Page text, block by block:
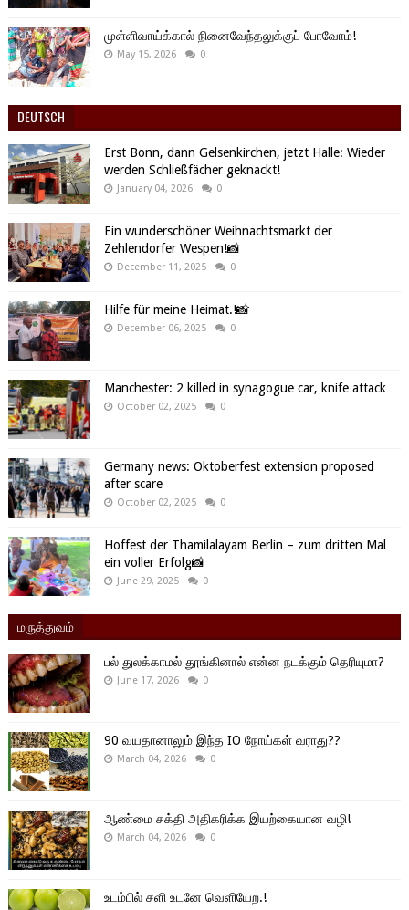
முள்ளிவாய்க்கால் நினைவேந்தலுக்குப் போவோம்!
May 15, 2026 0
DEUTSCH
Erst Bonn, dann Gelsenkirchen, jetzt Halle: Wieder
werden Schließfächer geknackt!
January 04, 2026 0
Ein wunderschöner Weihnachtsmarkt der
Zehlendorfer Wespen!📸
December 11, 2025 0
Hilfe für meine Heimat.!📸
December 06, 2025 0
Manchester: 2 killed in synagogue car, knife attack
October 02, 2025 0
Germany news: Oktoberfest extension proposed
after scare
October 02, 2025 0
Hoffest der Thamilalayam Berlin – zum dritten Mal
ein voller Erfolg📸
June 29, 2025 0
மருத்துவம்
பல் துலக்காமல் தூங்கினால் என்ன நடக்கும் தெரியுமா?
June 17, 2026 0
90 வயதானாலும் இந்த IO நோய்கள் வராது??
March 04, 2026 0
ஆண்மை சக்தி அதிகரிக்க இயற்கையான வழி!
March 04, 2026 0
உடம்பில் சளி உடனே வெளியேற.!